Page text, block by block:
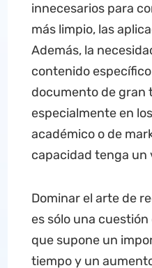
innecesarios para
más limpio, las
Además, la
contenido
documento de gran
especialmente en
académico o de
capacidad tenga un
Dominar el arte de
es sólo una
que supone un
tiempo y un